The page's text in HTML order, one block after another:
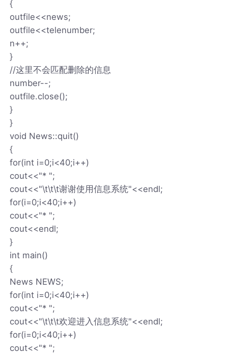
{
outfile<<news;
outfile<<telenumber;
n++;
}
//这里不会匹配删除的信息
number--;
outfile.close();
}
}
void News::quit()
{
for(int i=0;i<40;i++)
cout<<"* ";
cout<<"\t\t\t谢谢使用信息系统"<<endl;
for(i=0;i<40;i++)
cout<<"* ";
cout<<endl;
}
int main()
{
News NEWS;
for(int i=0;i<40;i++)
cout<<"* ";
cout<<"\t\t\t欢迎进入信息系统"<<endl;
for(i=0;i<40;i++)
cout<<"* ";